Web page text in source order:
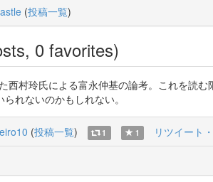
(投稿一覧)
0 favorites)
西村玲氏による富永仲基の論考。これを読
れないのかもしれない。
(投稿一覧) 1 1 リツイート